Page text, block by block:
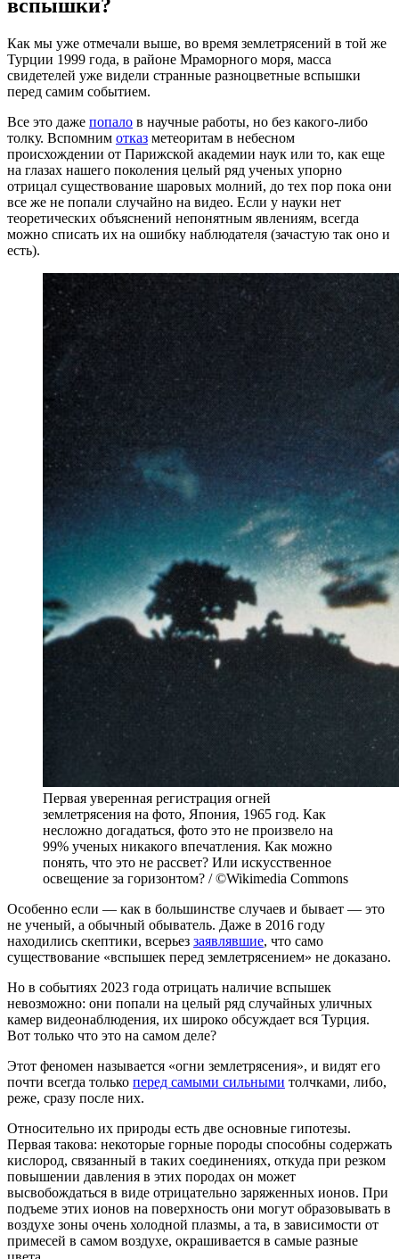
вспышки?
Как мы уже отмечали выше, во время землетрясений в той же
Турции 1999 года, в районе Мраморного моря, масса
свидетелей уже видели странные разноцветные вспышки
перед самим событием.
Все это даже попало в научные работы, но без какого-либо
толку. Вспомним отказ метеоритам в небесном
происхождении от Парижской академии наук или то, как еще
на глазах нашего поколения целый ряд ученых упорно
отрицал существование шаровых молний, до тех пор пока они
все же не попали случайно на видео. Если у науки нет
теоретических объяснений непонятным явлениям, всегда
можно списать их на ошибку наблюдателя (зачастую так оно и
есть).
Первая уверенная регистрация огней
землетрясения на фото, Япония, 1965 год. Как
несложно догадаться, фото это не произвело на
99% ученых никакого впечатления. Как можно
понять, что это не рассвет? Или искусственное
освещение за горизонтом? / ©Wikimedia Commons
Особенно если — как в большинстве случаев и бывает — это
не ученый, а обычный обыватель. Даже в 2016 году
находились скептики, всерьез заявлявшие, что само
существование «вспышек перед землетрясением» не доказано.
Но в событиях 2023 года отрицать наличие вспышек
невозможно: они попали на целый ряд случайных уличных
камер видеонаблюдения, их широко обсуждает вся Турция.
Вот только что это на самом деле?
Этот феномен называется «огни землетрясения», и видят его
почти всегда только перед самыми сильными толчками, либо,
реже, сразу после них.
Относительно их природы есть две основные гипотезы.
Первая такова: некоторые горные породы способны содержать
кислород, связанный в таких соединениях, откуда при резком
повышении давления в этих породах он может
высвобождаться в виде отрицательно заряженных ионов. При
подъеме этих ионов на поверхность они могут образовывать в
воздухе зоны очень холодной плазмы, а та, в зависимости от
примесей в самом воздухе, окрашивается в самые разные